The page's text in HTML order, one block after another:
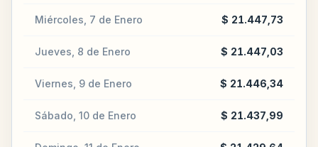
Miércoles, 7 de Enero $ 21.447,73
Jueves, 8 de Enero $ 21.447,03
Viernes, 9 de Enero $ 21.446,34
Sábado, 10 de Enero $ 21.437,99